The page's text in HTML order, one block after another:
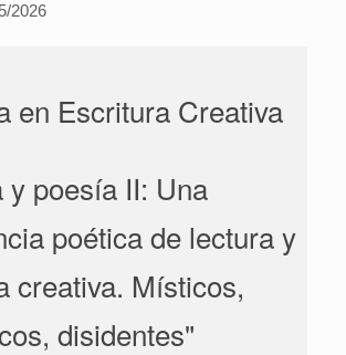
2026
en Escritura Creativa
y poesía II: Una
poética de lectura y
creativa. Místicos,
disidentes"